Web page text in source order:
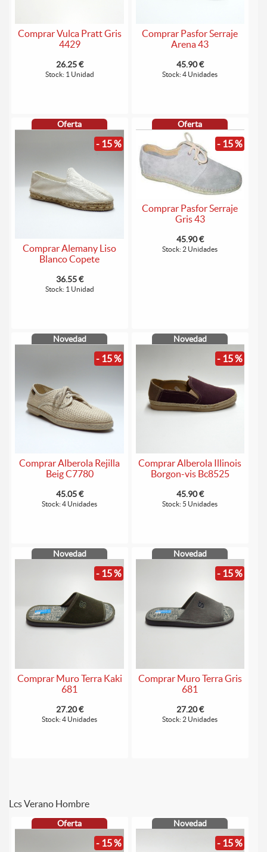
Comprar Vulca Pratt Gris
4429
26.25 €
Stock: 1 Unidad
Comprar Pasfor Serraje
Arena 43
45.90 €
Stock: 4 Unidades
Oferta
- 15 %
Comprar Alemany Liso
Blanco Copete
36.55 €
Stock: 1 Unidad
Oferta
- 15 %
Comprar Pasfor Serraje
Gris 43
45.90 €
Stock: 2 Unidades
Novedad
- 15 %
Comprar Alberola Rejilla
Beig C7780
45.05 €
Stock: 4 Unidades
Novedad
- 15 %
Comprar Alberola Illinois
Borgon-vis Bc8525
45.90 €
Stock: 5 Unidades
Novedad
- 15 %
Comprar Muro Terra Kaki
681
27.20 €
Stock: 4 Unidades
Novedad
- 15 %
Comprar Muro Terra Gris
681
27.20 €
Stock: 2 Unidades
Lcs Verano Hombre
Oferta
- 15 %
Novedad
- 15 %